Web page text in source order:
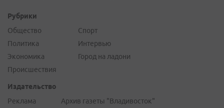
Рубрики
Общество
Политика
Экономика
Происшествия
Спорт
Интервью
Город на ладони
Издательство
Реклама
Архив газеты "Владивосток"